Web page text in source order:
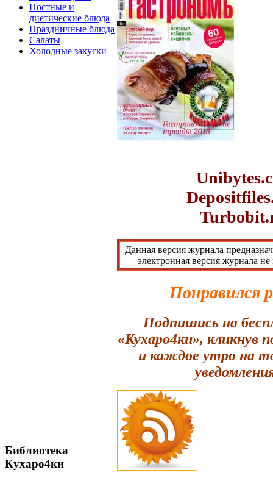
Постные и
диетические блюда
Праздничные блюда
Салаты
Холодные закуски
Библиотека
Кухаро4ки
Данная версия журнала
электронная версия журнала
Понравился
Подпишись на
«Кухаро4ки», кликнув
и каждое утро на